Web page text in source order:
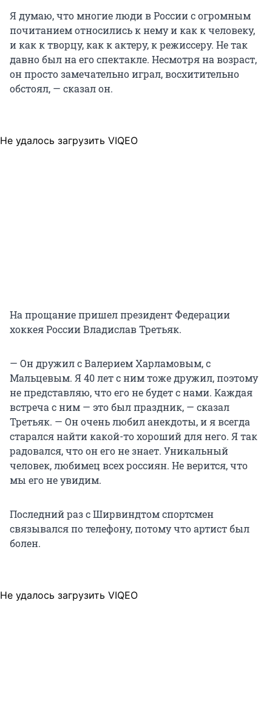
Я думаю, что многие люди в России с огромным
почитанием относились к нему и как к человеку,
и как к творцу, как к актеру, к режиссеру. Не так
давно был на его спектакле. Несмотря на возраст,
он просто замечательно играл, восхитительно
обстоял, — сказал он.
Не удалось загрузить VIQEO
На прощание пришел президент Федерации
хоккея России Владислав Третьяк.
— Он дружил с Валерием Харламовым, с
Мальцевым. Я 40 лет с ним тоже дружил, поэтому
не представляю, что его не будет с нами. Каждая
встреча с ним — это был праздник, — сказал
Третьяк. — Он очень любил анекдоты, и я всегда
старался найти какой-то хороший для него. Я так
радовался, что он его не знает. Уникальный
человек, любимец всех россиян. Не верится, что
мы его не увидим.
Последний раз с Ширвиндтом спортсмен
связывался по телефону, потому что артист был
болен.
Не удалось загрузить VIQEO